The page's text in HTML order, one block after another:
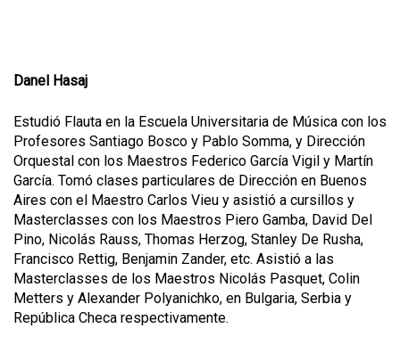
Danel Hasaj
Estudió Flauta en la Escuela Universitaria de Música con los
Profesores Santiago Bosco y Pablo Somma, y Dirección
Orquestal con los Maestros Federico García Vigil y Martín
García. Tomó clases particulares de Dirección en Buenos
Aires con el Maestro Carlos Vieu y asistió a cursillos y
Masterclasses con los Maestros Piero Gamba, David Del
Pino, Nicolás Rauss, Thomas Herzog, Stanley De Rusha,
Francisco Rettig, Benjamin Zander, etc. Asistió a las
Masterclasses de los Maestros Nicolás Pasquet, Colin
Metters y Alexander Polyanichko, en Bulgaria, Serbia y
República Checa respectivamente.